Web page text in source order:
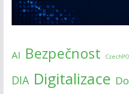
AI Bezpečnost
DIA Digitalizace